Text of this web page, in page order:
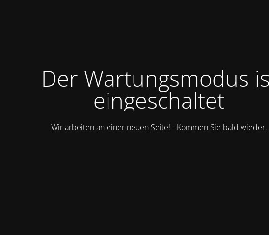
Der Wartungsmodus
eingeschaltet
Wir arbeiten an einer neuen Seite! - Kommen Sie bald wieder.